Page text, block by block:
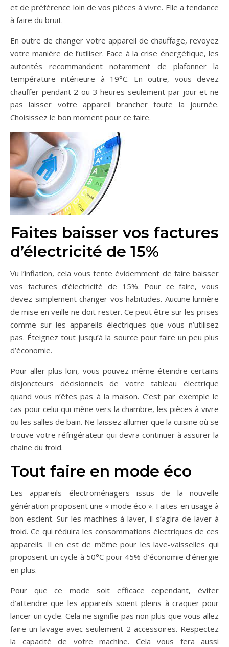
et de préférence loin de vos pièces à vivre. Elle a tendance
à faire du bruit.
En outre de changer votre appareil de chauffage, revoyez
votre manière de l’utiliser. Face à la crise énergétique, les
autorités recommandent notamment de plafonner la
température intérieure à 19°C. En outre, vous devez
chauffer pendant 2 ou 3 heures seulement par jour et ne
pas laisser votre appareil brancher toute la journée.
Choisissez le bon moment pour ce faire.
Faites baisser vos factures
d’électricité de 15%
Vu l’inflation, cela vous tente évidemment de faire baisser
vos factures d’électricité de 15%. Pour ce faire, vous
devez simplement changer vos habitudes. Aucune lumière
de mise en veille ne doit rester. Ce peut être sur les prises
comme sur les appareils électriques que vous n’utilisez
pas. Éteignez tout jusqu’à la source pour faire un peu plus
d’économie.
Pour aller plus loin, vous pouvez même éteindre certains
disjoncteurs décisionnels de votre tableau électrique
quand vous n’êtes pas à la maison. C’est par exemple le
cas pour celui qui mène vers la chambre, les pièces à vivre
ou les salles de bain. Ne laissez allumer que la cuisine où se
trouve votre réfrigérateur qui devra continuer à assurer la
chaine du froid.
Tout faire en mode éco
Les appareils électroménagers issus de la nouvelle
génération proposent une « mode éco ». Faites-en usage à
bon escient. Sur les machines à laver, il s’agira de laver à
froid. Ce qui réduira les consommations électriques de ces
appareils. Il en est de même pour les lave-vaisselles qui
proposent un cycle à 50°C pour 45% d’économie d’énergie
en plus.
Pour que ce mode soit efficace cependant, éviter
d’attendre que les appareils soient pleins à craquer pour
lancer un cycle. Cela ne signifie pas non plus que vous allez
faire un lavage avec seulement 2 accessoires. Respectez
la capacité de votre machine. Cela vous fera aussi